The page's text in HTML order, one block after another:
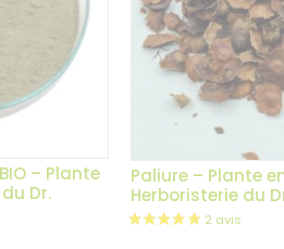
– Plante
Dr.
Paliure – Plante
Herboristerie du